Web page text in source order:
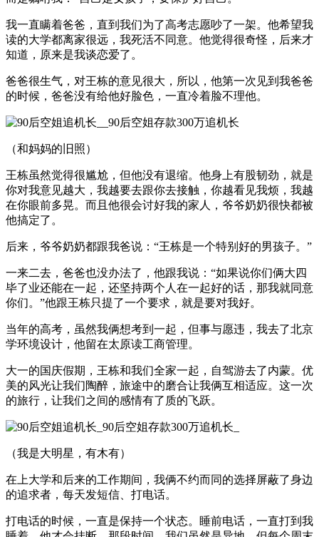
我一直瞒着爸爸，直到我们为了高考志愿吵了一架。他希望我
读的大学都离家很远，我死活不同意。他觉得很奇怪，后来才
知道，原来是我谈恋爱了。
爸爸很生气，对王栋的意见很大，所以，他第一次见到我爸爸
的时候，爸爸没有给他好脸色，一直冷着脸不理他。
（和妈妈的旧照）
王栋虽然觉得很尴尬，但他没有退缩。他身上有股韧劲，就是
你对我意见越大，我越要去跟你去接触，你越看见我烦，我越
在你眼前多晃。而且他很会讨好我的家人，爷爷奶奶很快都被
他搞定了。
后来，爷爷奶奶都跟我爸说：“王栋是一个特别好的男孩子。”
一来二去，爸爸也没办法了，他跟我说：“如果说你们俩大四
毕了业还能在一起，还坚持两个人在一起好的话，那我就同意
你们。”他跟王栋只提了一个要求，就是要对我好。
当年的高考，虽然我俩想考到一起，但事与愿违，我去了北京
学环境设计，他留在太原读工商管理。
大一的国庆假期，王栋和我们全家一起，自驾游去了内蒙。优
美的风光让我们陶醉，旅途中的磨合让我俩互相适应。这一次
的旅行，让我们之间的感情有了质的飞跃。
（我是大明星，有木有）
在上大学和后来的工作期间，我俩不约而同的选择屏蔽了身边
的追求者，每天发短信、打电话。
打电话的时候，一直是保持一个状态。睡前电话，一直打到我